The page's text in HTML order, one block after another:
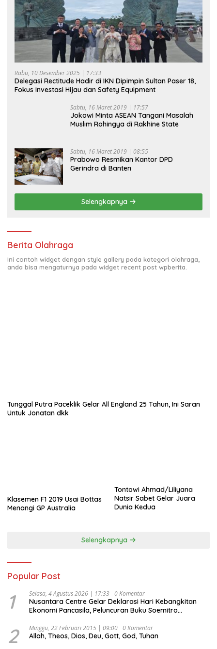
Rabu, 10 Desember 2025 | 17:33
Delegasi Rectitude Hadir di IKN Dipimpin Sultan Paser 18,
Fokus Investasi Hijau dan Safety Equipment
Sabtu, 16 Maret 2019 | 17:57
Jokowi Minta ASEAN Tangani Masalah
Muslim Rohingya di Rakhine State
Sabtu, 16 Maret 2019 | 08:55
Prabowo Resmikan Kantor DPD
Gerindra di Banten
Selengkapnya
Berita Olahraga
Ini contoh widget dengan style gallery pada kategori olahraga,
anda bisa mengaturnya pada widget recent post wpberita.
Tunggal Putra Paceklik Gelar All England 25 Tahun, Ini Saran
Untuk Jonatan dkk
Klasemen F1 2019 Usai Bottas
Menangi GP Australia
Tontowi Ahmad/Liliyana
Natsir Sabet Gelar Juara
Dunia Kedua
Selengkapnya
Popular Post
1 Selasa, 4 Agustus 2026 | 17:33 0 Komentar
Nusantara Centre Gelar Deklarasi Hari Kebangkitan
Ekonomi Pancasila, Peluncuran Buku Soemitro
Ekonomi Politik Indonesia) & Simposium Nasional
“Urgensi Undang-Undang Perekonomian Nasional dan
2 Minggu, 22 Februari 2015 | 09:00 0 Komentar
Allah, Theos, Dios, Deu, Gott, God, Tuhan